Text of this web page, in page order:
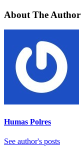
About The Author
Humas Polres
See author's posts